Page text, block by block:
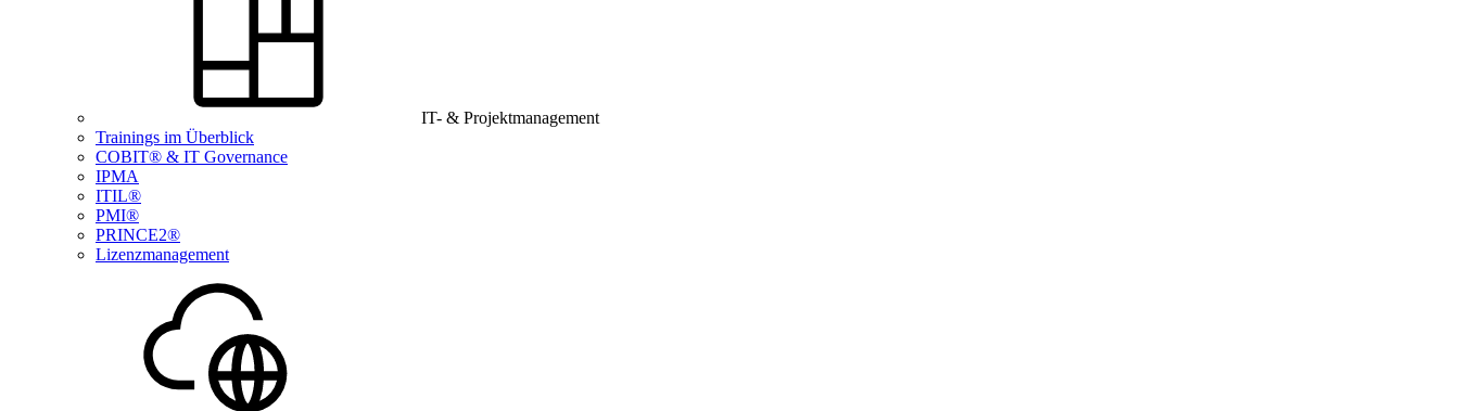
IT- & Projektmanagement
Trainings im Überblick
COBIT® & IT Governance
IPMA
ITIL®
PMI®
PRINCE2®
Lizenzmanagement